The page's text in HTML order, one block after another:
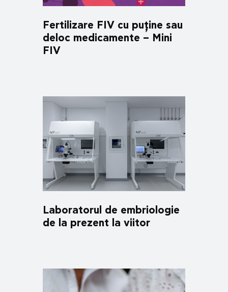
Fertilizare FIV cu puține sau
deloc medicamente – Mini
FIV
Laboratorul de embriologie
de la prezent la viitor